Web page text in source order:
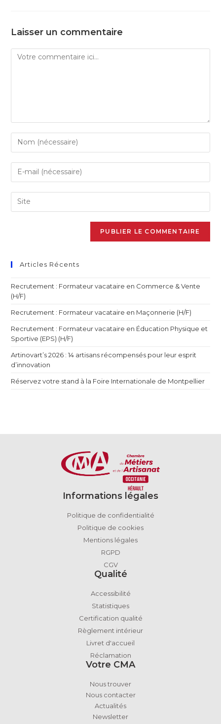
Laisser un commentaire
Articles Récents
Recrutement : Formateur vacataire en Commerce & Vente
(H/F)
Recrutement : Formateur vacataire en Maçonnerie (H/F)
Recrutement : Formateur vacataire en Éducation Physique et
Sportive (EPS) (H/F)
Artinovart’s 2026 : 14 artisans récompensés pour leur esprit
d’innovation
Réservez votre stand à la Foire Internationale de Montpellier
Informations légales
Politique de confidentialité
Politique de cookies
Mentions légales
RGPD
CGV
Qualité
Accessibilité
Statistiques
Certification qualité
Règlement intérieur
Livret d'accueil
Réclamation
Votre CMA
Nous trouver
Nous contacter
Actualités
Newsletter